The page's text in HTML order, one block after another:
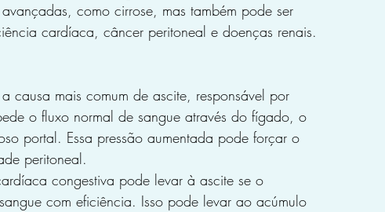
como cirrose, mas também pode ser
cardíaca, câncer peritoneal e doenças renais.
causa mais comum de ascite, responsável por
o fluxo normal de sangue através do fígado, o
portal. Essa pressão aumentada pode forçar o
peritoneal.
congestiva pode levar à ascite se o
com eficiência. Isso pode levar ao acúmulo